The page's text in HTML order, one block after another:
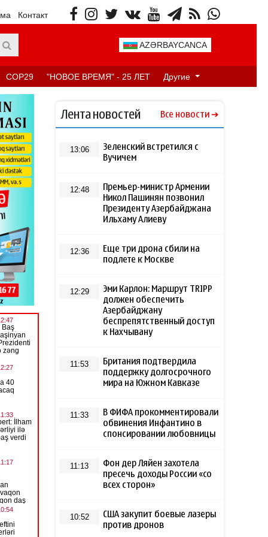
Контакт
AZƏRBAYCANCA
COP29 "НОВОЕ ВРЕМЯ" - 25 ЛЕТ Другие
Лента новостей Все новости
13:06
Зеленский встретился с
Вучичем
12:48
Премьер-министр Армении
Никол Пашинян позвонил
Президенту Азербайджана
Ильхаму Алиеву
12:36
Еще три дрона сбили на
подлете к Москве
12:29
Эми Карлон: Маршрут TRIPP
должен обеспечить
Азербайджану
беспрепятственный доступ
к Нахчывану
11:53
Британия подтвердила
поддержку долгосрочного
мира на Южном Кавказе
11:33
В ФИФА прокомментировали
обвинения Инфантино в
спонсировании любовницы
11:13
Фон дер Ляйен захотела
пресечь доходы России «со
всех сторон»
10:52
США закупит боевые лазеры
против дронов